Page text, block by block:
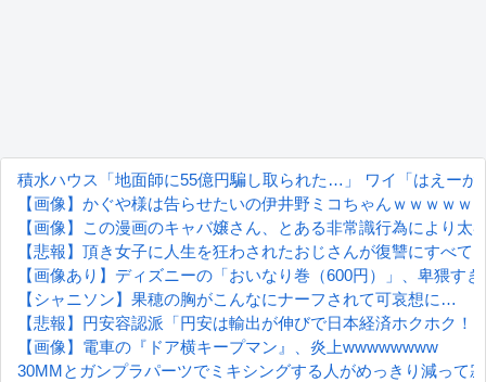
積水ハウス「地面師に55億円騙し取られた…」 ワイ「はえー
【画像】かぐや様は告らせたいの伊井野ミコちゃんｗｗｗｗｗ
【画像】この漫画のキャバ嬢さん、とある非常識行為により太
【悲報】頂き女子に人生を狂わされたおじさんが復讐にすべて
【画像あり】ディズニーの「おいなり巻（600円）」、卑猥す
【シャニソン】果穂の胸がこんなにナーフされて可哀想に…
【悲報】円安容認派「円安は輸出が伸びで日本経済ホクホク
【画像】電車の『ドア横キープマン』、炎上wwwwwwww
30MMとガンプラパーツでミキシングする人がめっきり減って